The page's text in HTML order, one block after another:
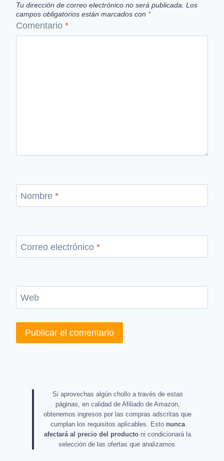
Tu dirección de correo electrónico no será publicada. Los
campos obligatorios están marcados con *
Comentario *
Nombre *
Correo electrónico *
Web
Si aprovechas algún chollo a través de estas
páginas, en calidad de Afiliado de Amazon,
obtenemos ingresos por las compras adscritas que
cumplan los requisitos aplicables. Esto nunca
afectará al precio del producto ni condicionará la
selección de las ofertas que analizamos.